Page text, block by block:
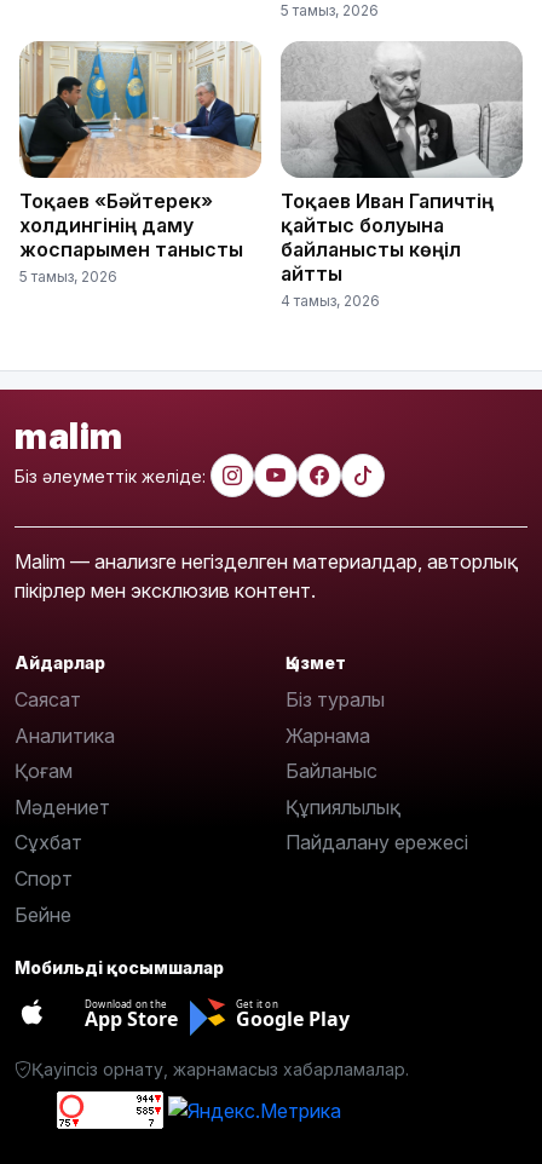
5 тамыз, 2026
Тоқаев «Бәйтерек»
холдингінің даму
жоспарымен танысты
5 тамыз, 2026
Тоқаев Иван Гапичтің
қайтыс болуына
байланысты көңіл
айтты
4 тамыз, 2026
malim
Біз әлеуметтік желіде:
Malim — анализге негізделген материалдар, авторлық
пікірлер мен эксклюзив контент.
Айдарлар
Саясат
Аналитика
Қоғам
Мәдениет
Сұхбат
Спорт
Бейне
Қызмет
Біз туралы
Жарнама
Байланыс
Құпиялылық
Пайдалану ережесі
Мобильді қосымшалар
Download on the
App Store
Get it on
Google Play
Қауіпсіз орнату, жарнамасыз хабарламалар.